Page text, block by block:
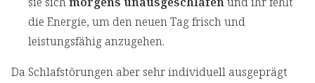
die Energie, um den neuen Tag frisch und
leistungsfähig anzugehen.
Da Schlafstörungen aber sehr individuell ausgeprägt